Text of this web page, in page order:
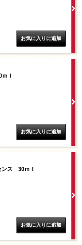
ｌ
ンス 30ｍｌ